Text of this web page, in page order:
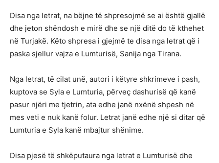
Disa nga letrat, na bëjne të shpresojmë se ai është gjallë
dhe jeton shëndosh e mirë dhe se një ditë do të kthehet
në Turjakë. Këto shpresa i gjejmë te disa nga letrat që i
paska sjellur vajza e Lumturisë, Sanija nga Tirana.
Nga letrat, të cilat unë, autori i këtyre shkrimeve i pash,
kuptova se Syla e Lumturia, përveç dashurisë që kanë
pasur njëri me tjetrin, ata edhe janë nxënë shpesh në
mes veti e nuk kanë folur. Letrat janë edhe një si ditar që
Lumturia e Syla kanë mbajtur shënime.
Disa pjesë të shkëputaura nga letrat e Lumturisë dhe